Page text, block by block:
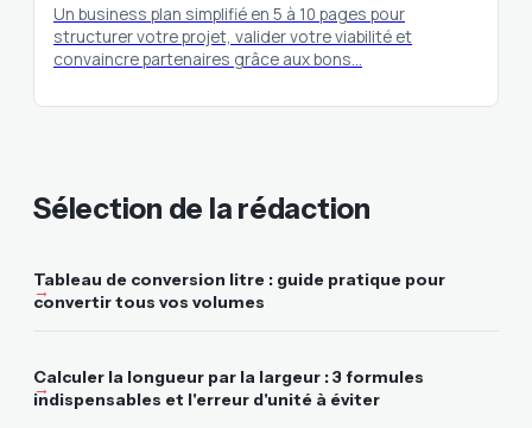
Un business plan simplifié en 5 à 10 pages pour
structurer votre projet, valider votre viabilité et
convaincre partenaires grâce aux bons…
Sélection de la rédaction
Tableau de conversion litre : guide pratique pour
convertir tous vos volumes
Calculer la longueur par la largeur : 3 formules
indispensables et l'erreur d'unité à éviter